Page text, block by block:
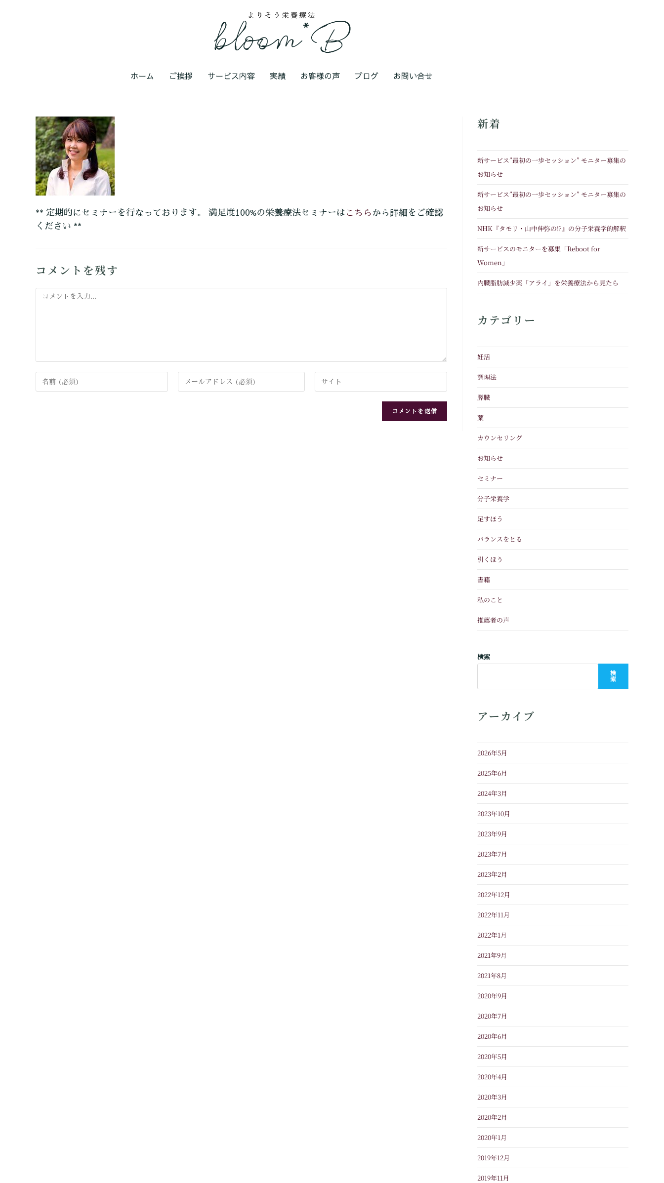
ホーム ご挨拶 サービス内容 実績 お客様の声 ブログ お問い合せ
** 定期的にセミナーを行なっております。 満足度100%の栄養療法セミナーは こちら から詳細をご確認
ください **
コメントを残す
新着
新サービス”最初の一歩セッション” モニター募集の
お知らせ
新サービス”最初の一歩セッション” モニター募集の
お知らせ
NHK『タモリ・山中伸弥の!?』の分子栄養学的解釈
新サービスのモニターを募集「Reboot for
Women」
内臓脂肪減少薬「アライ」を栄養療法から見たら
カテゴリー
妊活
調理法
膵臓
薬
カウンセリング
お知らせ
セミナー
分子栄養学
足すほう
バランスをとる
引くほう
書籍
私のこと
推薦者の声
検索
検
索
アーカイブ
2026年5月
2025年6月
2024年3月
2023年10月
2023年9月
2023年7月
2023年2月
2022年12月
2022年11月
2022年1月
2021年9月
2021年8月
2020年9月
2020年7月
2020年6月
2020年5月
2020年4月
2020年3月
2020年2月
2020年1月
2019年12月
2019年11月